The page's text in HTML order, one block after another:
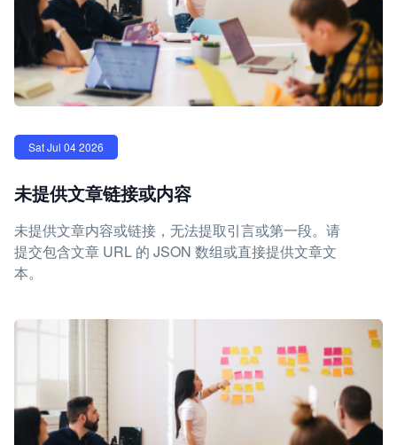
Sat Jul 04 2026
未提供文章链接或内容
未提供文章内容或链接，无法提取引言或第一段。请
提交包含文章 URL 的 JSON 数组或直接提供文章文
本。